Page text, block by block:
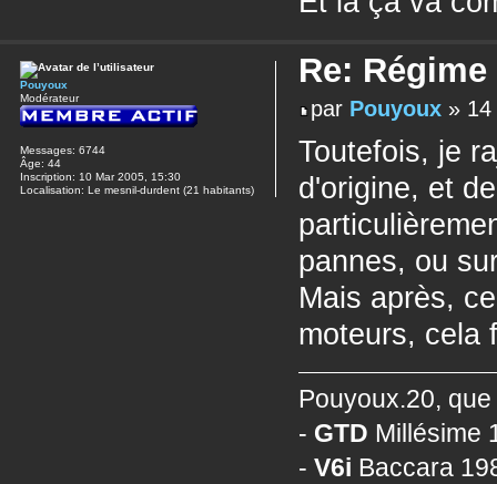
Re:
par Pouyoux »
Toutefois, je
d'origine, et
pannes, ou
Mais après,
moteurs, cela
Pouyoux.20,
- GTD Millésime
-V6i Baccara
Pouyoux
Modérateur
Messages: 6744
Âge: 44
Inscription: 10 Mar 2005, 15:30
Localisation: Le mesnil-durdent (21 habitants)